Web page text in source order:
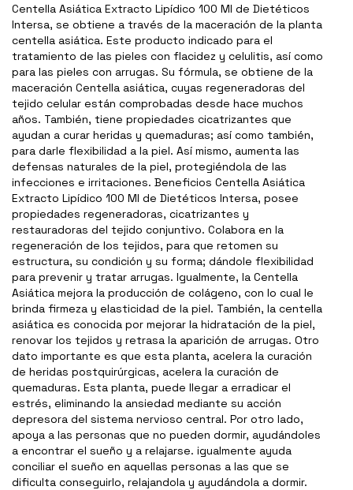
Centella Asiática Extracto Lipídico 100 Ml de Dietéticos
Intersa, se obtiene a través de la maceración de la planta
centella asiática. Este producto indicado para el
tratamiento de las pieles con flacidez y celulitis, así como
para las pieles con arrugas. Su fórmula, se obtiene de la
maceración Centella asiática, cuyas regeneradoras del
tejido celular están comprobadas desde hace muchos
años. También, tiene propiedades cicatrizantes que
ayudan a curar heridas y quemaduras; así como también,
para darle flexibilidad a la piel. Así mismo, aumenta las
defensas naturales de la piel, protegiéndola de las
infecciones e irritaciones. Beneficios Centella Asiática
Extracto Lipídico 100 Ml de Dietéticos Intersa, posee
propiedades regeneradoras, cicatrizantes y
restauradoras del tejido conjuntivo. Colabora en la
regeneración de los tejidos, para que retomen su
estructura, su condición y su forma; dándole flexibilidad
para prevenir y tratar arrugas. Igualmente, la Centella
Asiática mejora la producción de colágeno, con lo cual le
brinda firmeza y elasticidad de la piel. También, la centella
asiática es conocida por mejorar la hidratación de la piel,
renovar los tejidos y retrasa la aparición de arrugas. Otro
dato importante es que esta planta, acelera la curación
de heridas postquirúrgicas, acelera la curación de
quemaduras. Esta planta, puede llegar a erradicar el
estrés, eliminando la ansiedad mediante su acción
depresora del sistema nervioso central. Por otro lado,
apoya a las personas que no pueden dormir, ayudándoles
a encontrar el sueño y a relajarse. igualmente ayuda
conciliar el sueño en aquellas personas a las que se
dificulta conseguirlo, relajandola y ayudándola a dormir.